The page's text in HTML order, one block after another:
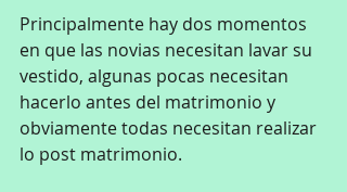
Principalmente hay dos momentos
en que las novias necesitan lavar su
vestido, algunas pocas necesitan
hacerlo antes del matrimonio y
obviamente todas necesitan realizar
lo post matrimonio.